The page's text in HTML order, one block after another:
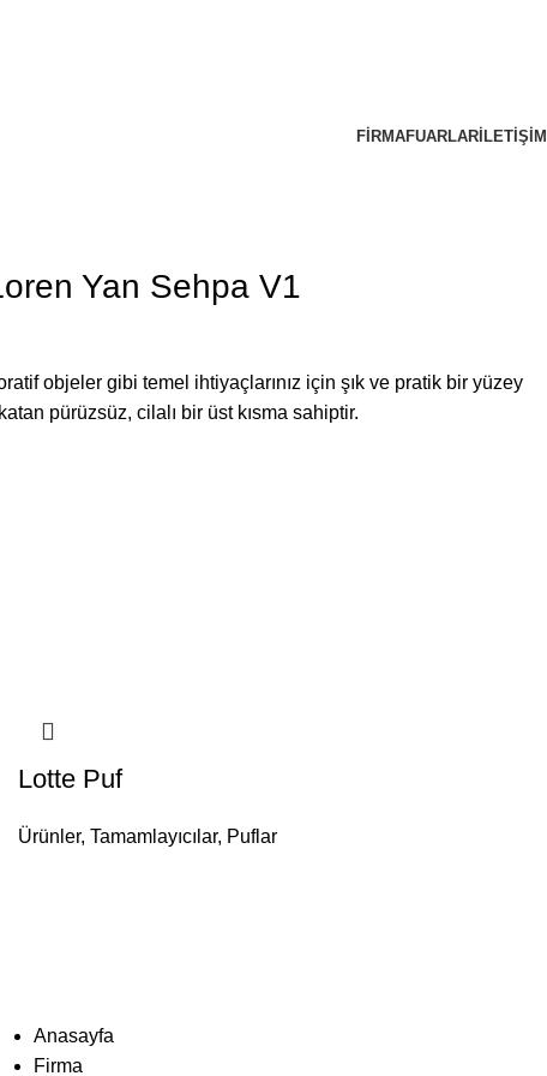
FIRMAFUARLAR İLETIŞIM
Yan Sehpa V1
objeler gibi temel ihtiyaçlarınız için şık ve pratik bir yüzey
pürüzsüz, cilalı bir üst kısma sahiptir.
Lotte Puf
Ürünler, Tamamlayıcılar, Puflar
Anasayfa
Firma